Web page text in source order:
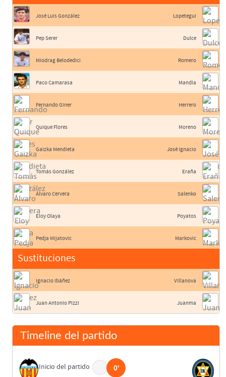
José Luis González
Pep Serer
Miodrag Belodedici
Paco Camarasa
Fernando Giner
Quique Flores
Gaizka Mendieta
Tomás González
Álvaro Cervera
Eloy Olaya
Pedja Mijatovic
Sustituciones
Ignacio Ibáñez
Juan Antonio Pizzi
Lopetegui
Dulce
Romero
Mandía
Herrero
Moreno
José Ignacio
Eraña
Salenko
Poyatos
Markovic
Villanova
Juanma
Timeline del partido
Inicio del partido 0'